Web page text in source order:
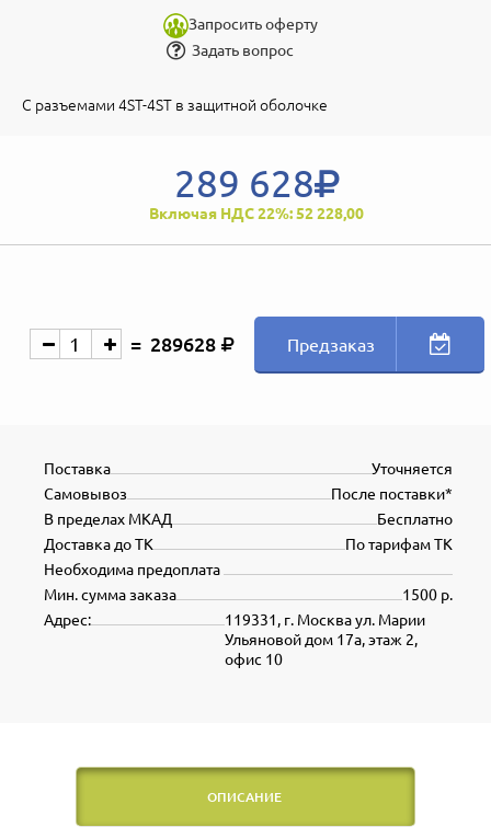
Запросить оферту
Задать вопрос
С разъемами 4ST-4ST в защитной оболочке
289 628
Включая НДС 22%: 52 228,00
289628 Предзаказ
Уточняется
Поставка
После поставки*
Самовывоз
Бесплатно
В пределах МКАД
По тарифам ТК
Доставка до ТК
Необходима предоплата
1500 р.
Мин. сумма заказа
119331, г. Москва ул. Марии
Ульяновой дом 17а, этаж 2,
офис 10
Адрес:
ОПИСАНИЕ